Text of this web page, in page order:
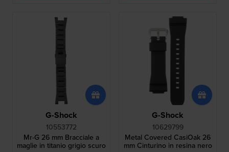
G-Shock
10553772
Mr-G 26 mm Bracciale a
maglie in titanio grigio scuro
G-Shock
10629799
Metal Covered CasiOak 26
mm Cinturino in resina nero